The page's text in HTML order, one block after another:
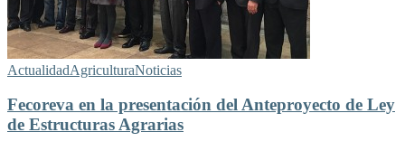
ActualidadAgriculturaNoticias
Fecoreva en la presentación del Anteproyecto de Ley
de Estructuras Agrarias